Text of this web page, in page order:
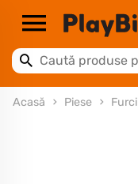
Acasă Piese Furci